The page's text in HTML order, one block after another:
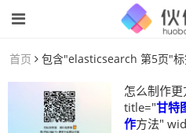
首页 包含"elasticsearch 第5页"
怎么制作更
title="甘特
作方法"